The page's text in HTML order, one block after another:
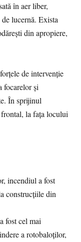
în aer liber,
lucernă. Exista
din apropiere,
de intervenție
focarelor și
În sprijinul
la fața locului
incendiul a fost
construcțiile din
fost cel mai
a rotobaloților,